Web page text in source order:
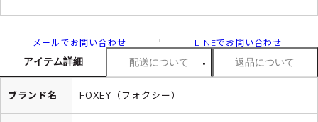
メールでお問い合わせ LINEでお問い合わせ
アイテム詳細 配送について 返品について
ブランド名 FOXEY（フォクシー）